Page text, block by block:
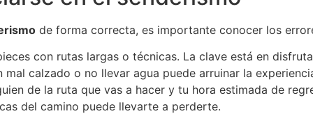
de forma correcta, es importante conocer los
con rutas largas o técnicas. La clave está en
mal calzado o no llevar agua puede arruinar la
de la ruta que vas a hacer y tu hora estimada de
del camino puede llevarte a perderte.